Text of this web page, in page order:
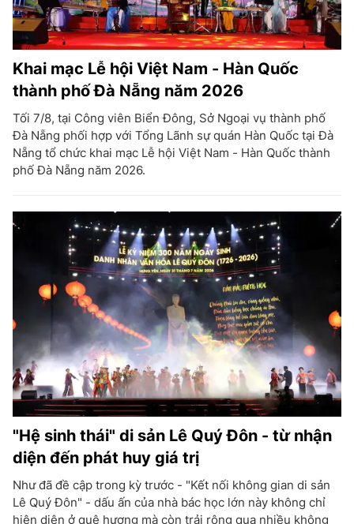
Khai mạc Lễ hội Việt Nam - Hàn Quốc
thành phố Đà Nẵng năm 2026
Tối 7/8, tại Công viên Biển Đông, Sở Ngoại vụ thành phố
Đà Nẵng phối hợp với Tổng Lãnh sự quán Hàn Quốc tại Đà
Nẵng tổ chức khai mạc Lễ hội Việt Nam - Hàn Quốc thành
phố Đà Nẵng năm 2026.
"Hệ sinh thái" di sản Lê Quý Đôn - từ nhận
diện đến phát huy giá trị
Như đã đề cập trong kỳ trước - "Kết nối không gian di sản
Lê Quý Đôn" - dấu ấn của nhà bác học lớn này không chỉ
hiện diện ở quê hương mà còn trải rộng qua nhiều không